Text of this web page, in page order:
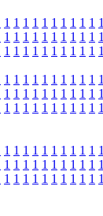
1 1 1 1 1 1 1 1 1 1 1
1 1 1 1 1 1 1 1 1 1 1
1 1 1 1 1 1 1 1 1 1 1
1 1 1 1 1 1 1 1 1 1 1
1 1 1 1 1 1 1 1 1 1 1
1 1 1 1 1 1 1 1 1 1 1
1 1 1 1 1 1 1 1 1 1 1
1 1 1 1 1 1 1 1 1 1 1
1 1 1 1 1 1 1 1 1 1 1